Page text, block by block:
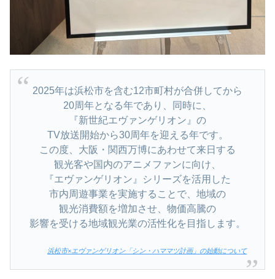
2025年は浜松市を含む12市町村が合併してから
20周年となる年であり、同時に、
『新世紀エヴァンゲリオン』の
TV放送開始から30周年を迎える年です。
この度、大阪・関西万博にあわせて来日する
観光客や国内のアニメファンに向け、
『エヴァンゲリオン』シリーズを活用した
市内周遊事業を実施することで、地域の
観光消費額を増加させ、物価高騰の
影響を受ける地域観光業の活性化を目指します。
浜松市×エヴァンゲリオン「シン・ハママツ計画」の始動について